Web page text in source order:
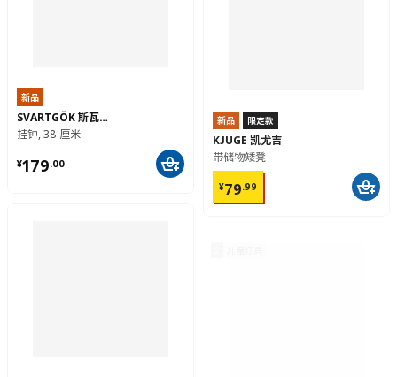
新品
SVARTGÖK 斯瓦约克
挂钟, 38 厘米
¥179.00
¥ 179.00
新品 限定款
KJUGE 凯尤吉
带储物矮凳
¥79.99
¥ 79.99